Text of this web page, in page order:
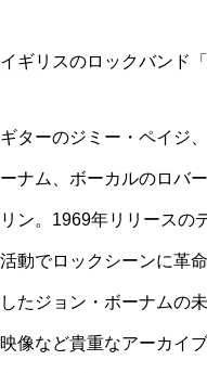
イギリスのロックバンド
ギターのジミー・ペイジ
ーナム、ボーカルのロバ
リン。1969年リリースの
活動でロックシーンに革
したジョン・ボーナムの
映像など貴重なアーカイ